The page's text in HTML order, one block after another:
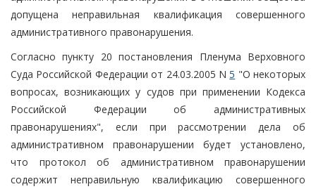
допущена неправильная квалификация совершенного
административного правонарушения.
Согласно пункту 20 постановления Пленума Верховного
Суда Российской Федерации от 24.03.2005 N5 "О некоторых
вопросах, возникающих у судов при применении Кодекса
Российской Федерации об административных
правонарушениях", если при рассмотрении дела об
административном правонарушении будет установлено,
что протокол об административном правонарушении
содержит неправильную квалификацию совершенного